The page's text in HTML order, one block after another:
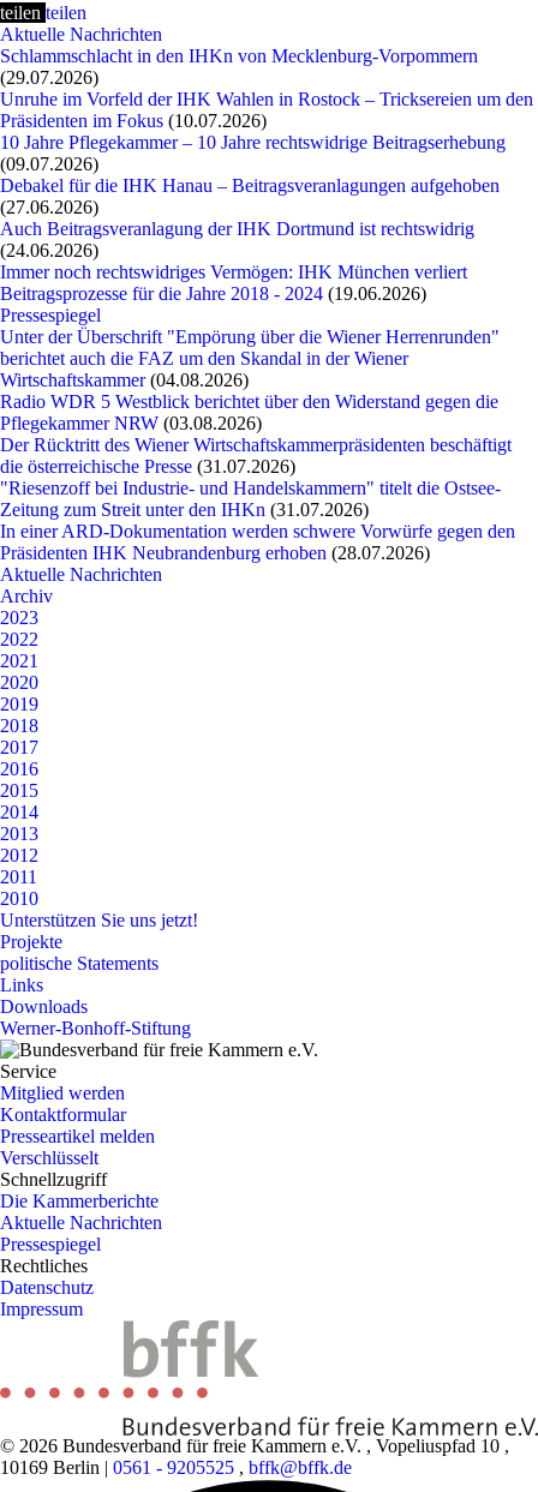
teilen teilen
Aktuelle Nachrichten
Schlammschlacht in den IHKn von Mecklenburg-Vorpommern
(29.07.2026)
Unruhe im Vorfeld der IHK Wahlen in Rostock – Tricksereien um den
Präsidenten im Fokus (10.07.2026)
10 Jahre Pflegekammer – 10 Jahre rechtswidrige Beitragserhebung
(09.07.2026)
Debakel für die IHK Hanau – Beitragsveranlagungen aufgehoben
(27.06.2026)
Auch Beitragsveranlagung der IHK Dortmund ist rechtswidrig
(24.06.2026)
Immer noch rechtswidriges Vermögen: IHK München verliert
Beitragsprozesse für die Jahre 2018 - 2024 (19.06.2026)
Pressespiegel
Unter der Überschrift "Empörung über die Wiener Herrenrunden"
berichtet auch die FAZ um den Skandal in der Wiener
Wirtschaftskammer(04.08.2026)
Radio WDR 5 Westblick berichtet über den Widerstand gegen die
Pflegekammer NRW (03.08.2026)
Der Rücktritt des Wiener Wirtschaftskammerpräsidenten beschäftigt
die österreichische Presse (31.07.2026)
"Riesenzoff bei Industrie- und Handelskammern" titelt die Ostsee-
Zeitung zum Streit unter den IHKn (31.07.2026)
In einer ARD-Dokumentation werden schwere Vorwürfe gegen den
Präsidenten IHK Neubrandenburg erhoben (28.07.2026)
Aktuelle Nachrichten
Archiv
2023
2022
2021
2020
2019
2018
2017
2016
2015
2014
2013
2012
2011
2010
Unterstützen Sie uns jetzt!
Projekte
politische Statements
Links
Downloads
Werner-Bonhoff-Stiftung
Service
Mitglied werden
Kontaktformular
Presseartikel melden
Verschlüsselt
Schnellzugriff
Die Kammerberichte
Aktuelle Nachrichten
Pressespiegel
Rechtliches
Datenschutz
Impressum
© 2026 Bundesverband für freie Kammern e.V. , Vopeliuspfad 10 ,
10169 Berlin | 0561 - 9205525 , bffk@bffk.de